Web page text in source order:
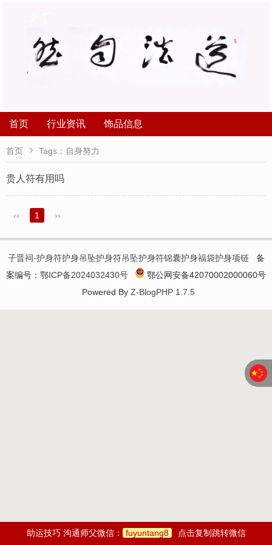
首页 行业资讯 饰品信息
首页  Tags：自身努力
贵人符有用吗
‹‹ 1 ››
子晋祠-护身符护身吊坠护身符吊坠护身符锦囊护身福袋护身项链备
案编号： 鄂ICP备2024032430号
鄂公网安备42070002000060号
Powered By Z-BlogPHP 1.7.5
助运技巧 沟通师父微信： fuyuntang8 点击复制跳转微信